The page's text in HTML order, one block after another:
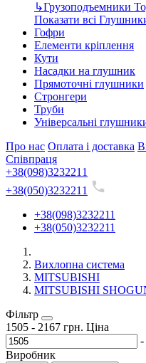
↳Грузоподъемники
Показати всі
Гофри
Елементи кріплення
Кути
Насадки на глушник
Прямоточні глушники
Стронгери
Труби
Універсальні
Про нас Оплата і доставка
Співпраця
+38(098)3232211
+38(050)3232211
+38(098)3232211
+38(050)3232211
Вихлопна система
MITSUBISHI
MITSUBISHI
Фільтр
1505 - 2167 грн. Ціна
-
Виробник